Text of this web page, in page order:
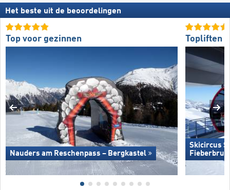
Het beste uit de beoordelingen
Top voor gezinnen
Nauders am Reschenpass – Bergkastel
Topliften
Skicircus